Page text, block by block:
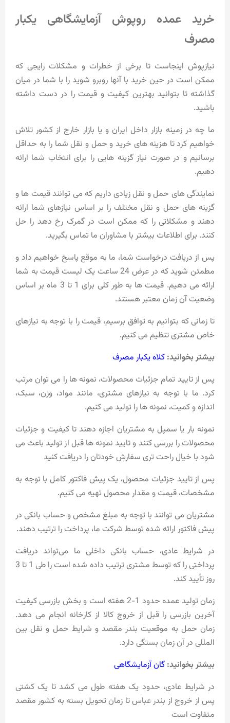
خرید عمده روپوش آزمایشگاهی یکبار
مصرف
نیازپوش اینجاست تا برخی از خطرات و مشکلات رایجی که
ممکن است در حین خرید با آنها روبرو شوید را با شما در میان
گذاشته تا بتوانید بهترین کیفیت و قیمت را در دست داشته
باشید.
ما چه در زمینه بازار داخل ایران و یا بازار خارج از کشور تلاش
خواهیم کرد تا هزینه های خرید و حمل و نقل شما را به حداقل
برسانیم و در صورت نیاز گزینه هایی را برای انتخاب شما ارائه
دهیم.
نمایندگی های حمل و نقل زیادی داریم که می توانند قیمت ها و
گزینه های حمل و نقل مختلف را بر اساس نیازهای شما ارائه
دهند و مشکلاتی را که ممکن است در گمرک رخ دهد را حل
کنند. برای اطلاعات بیشتر با مشاوران ما تماس بگیرید.
پس از دریافت درخواست شما، ما به موقع پاسخ خواهیم داد و
مطمئن شوید که در عرض 24 ساعت یک لیست قیمت به شما
ارائه می دهیم. قیمت ها به طور کلی برای 1 تا 3 ماه بر اساس
وضعیت آن زمان معتبر هستند.
تا زمانی که بتوانیم به توافق برسیم، قیمت را با توجه به نیازهای
خاص مشتری تنظیم می کنیم.
بیشتر بخوانید: کلاه یکبار مصرف
پس از تایید تمام جزئیات محصولات، نمونه ها را می توان مرتب
کرد. ما با توجه به نیازهای مشتری، مانند مواد، وزن، سبک،
اندازه و کمیت، نمونه ها را تولید می کنیم.
نمونه بار یا سمپل به مشتریان اجازه دهند تا کیفیت و جزئیات
محصولات را بررسی کنند و تایید نمونه ها قبل از تولید باعث می
شود با خیال راحت تری سفارش خودتان را دریافت کنید
پس از تایید جزئیات محصول، یک پیش فاکتور کامل با توجه به
مشخصات، قیمت و مقدار محصول تهیه می کنیم.
مشتریان می توانند با توجه به مبلغ مشخص و حساب بانکی در
پیش فاکتور ارائه شده توسط شرکت ما، پرداخت را ترتیب دهند.
در شرایط عادی، حساب بانکی داخلی ما می‌تواند دریافت
پرداختی را که توسط مشتری ترتیب داده شده است را طی 1 تا 3
روز تأیید کند.
زمان تولید عمده حدود 1-2 هفته است و بخش بازرسی کیفیت
آخرین بازرسی را قبل از خروج کالا از کارخانه انجام می دهد.
زمان حمل به موقعیت بندر مقصد و شرایط حمل و نقل بین
المللی در آن زمان بستگی دارد.
بیشتر بخوانید: گان آزمایشگاهی
در شرایط عادی، حدود یک هفته طول می کشد تا یک کشتی
پس از خروج از بندر عباس تا زمان تحویل بسته به کشور مقصد
متفاوت است